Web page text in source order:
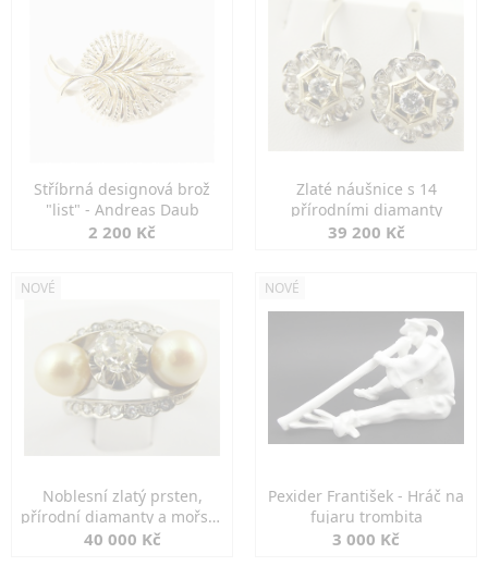
Stříbrná designová brož
"list" - Andreas Daub
2 200 Kč
Zlaté náušnice s 14
přírodními diamanty
39 200 Kč
NOVÉ
Noblesní zlatý prsten,
přírodní diamanty a mořské
perly
40 000 Kč
NOVÉ
Pexider František - Hráč na
fujaru trombita
3 000 Kč